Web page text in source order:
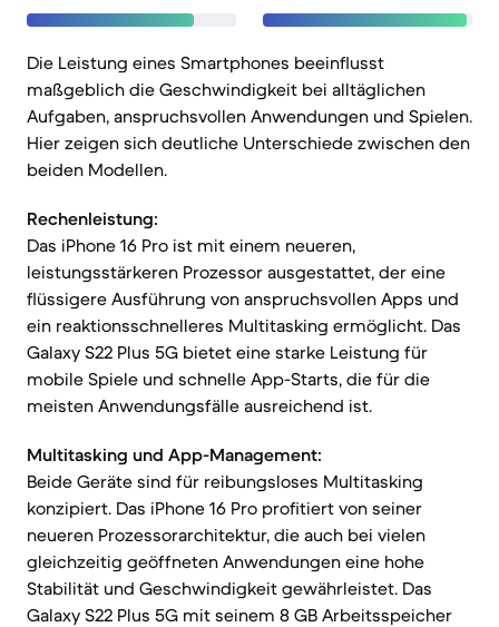
Die Leistung eines Smartphones beeinflusst
maßgeblich die Geschwindigkeit bei alltäglichen
Aufgaben, anspruchsvollen Anwendungen und Spielen.
Hier zeigen sich deutliche Unterschiede zwischen den
beiden Modellen.
Rechenleistung:
Das iPhone 16 Pro ist mit einem neueren,
leistungsstärkeren Prozessor ausgestattet, der eine
flüssigere Ausführung von anspruchsvollen Apps und
ein reaktionsschnelleres Multitasking ermöglicht. Das
Galaxy S22 Plus 5G bietet eine starke Leistung für
mobile Spiele und schnelle App-Starts, die für die
meisten Anwendungsfälle ausreichend ist.
Multitasking und App-Management:
Beide Geräte sind für reibungsloses Multitasking
konzipiert. Das iPhone 16 Pro profitiert von seiner
neueren Prozessorarchitektur, die auch bei vielen
gleichzeitig geöffneten Anwendungen eine hohe
Stabilität und Geschwindigkeit gewährleistet. Das
Galaxy S22 Plus 5G mit seinem 8 GB Arbeitsspeicher